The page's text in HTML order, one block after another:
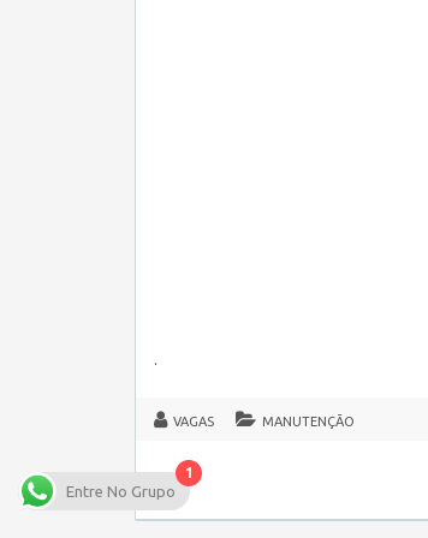
.
VAGAS MANUTENÇÃO
1
Entre No Grupo